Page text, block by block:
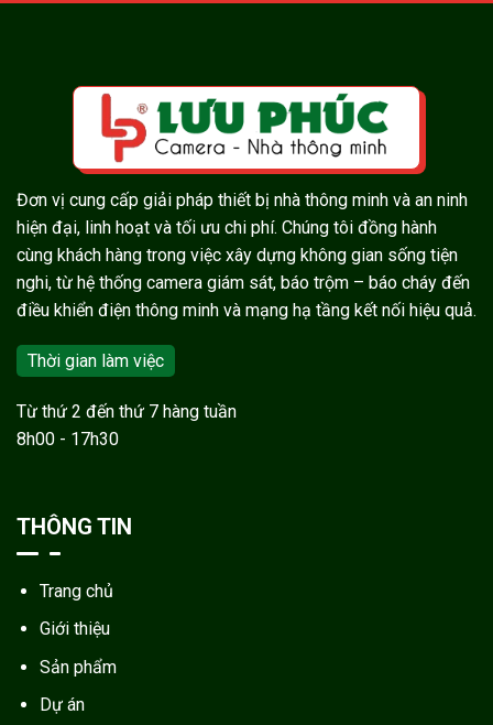
Đơn vị cung cấp giải pháp thiết bị nhà thông minh và an ninh
hiện đại, linh hoạt và tối ưu chi phí. Chúng tôi đồng hành
cùng khách hàng trong việc xây dựng không gian sống tiện
nghi, từ hệ thống camera giám sát, báo trộm – báo cháy đến
điều khiển điện thông minh và mạng hạ tầng kết nối hiệu quả.
Thời gian làm việc
Từ thứ 2 đến thứ 7 hàng tuần
8h00 - 17h30
THÔNG TIN
Trang chủ
Giới thiệu
Sản phẩm
Dự án